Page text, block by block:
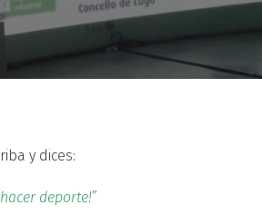
y dices:
deporte!”